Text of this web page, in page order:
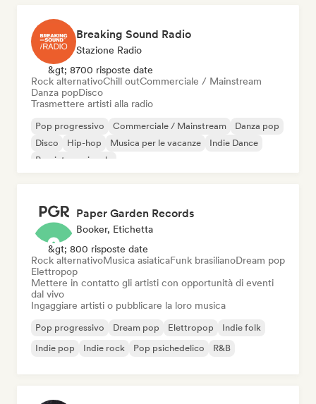
Breaking Sound Radio
Stazione Radio
&gt; 8700 risposte date
Rock alternativoChill outCommerciale / Mainstream
Danza popDisco
Trasmettere artisti alla radio
Pop progressivo Commerciale / Mainstream
Danza pop
Disco
Hip-hop Musica per le vacanze
Indie Dance
Pop internazionale
Paper Garden Records
Booker, Etichetta
&gt; 800 risposte date
Rock alternativoMusica asiaticaFunk brasilianoDream pop
Elettropop
Mettere in contatto gli artisti con opportunità di eventi
dal vivo
Ingaggiare artisti o pubblicare la loro musica
Pop progressivo Dream pop Elettropop
Indie folk
Indie pop
Indie rock Pop psichedelico R&B